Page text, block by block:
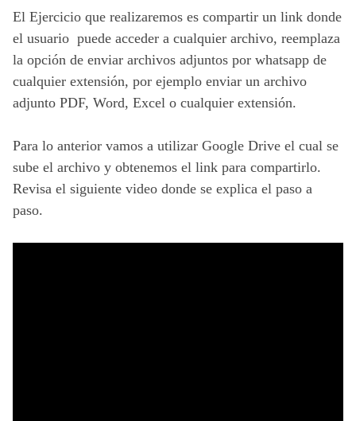
El Ejercicio que realizaremos es compartir un link donde
el usuario  puede acceder a cualquier archivo, reemplaza
la opción de enviar archivos adjuntos por whatsapp de
cualquier extensión, por ejemplo enviar un archivo
adjunto PDF, Word, Excel o cualquier extensión.
Para lo anterior vamos a utilizar Google Drive el cual se
sube el archivo y obtenemos el link para compartirlo.
Revisa el siguiente video donde se explica el paso a
paso.